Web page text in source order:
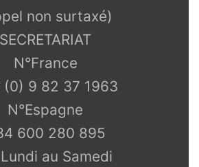
non surtaxé)
SECRETARIAT
N°France
(0) 9 82 37 1963
N°Espagne
600 280 895
au Samedi